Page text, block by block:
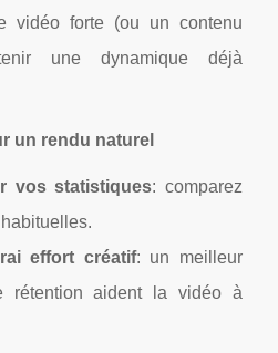
vidéo forte (ou un contenu
une dynamique déjà
un rendu naturel
vos statistiques: comparez
effort créatif: un meilleur
rétention aident la vidéo à